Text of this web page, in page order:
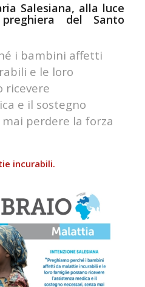
Salesiana, alla luce
del Santo
i bambini affetti
e le loro
ricevere
e il sostegno
mai perdere la forza
incurabili.